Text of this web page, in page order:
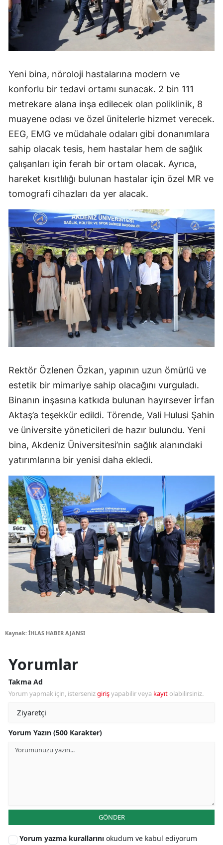
Yeni bina, nöroloji hastalarına modern ve
konforlu bir tedavi ortamı sunacak. 2 bin 111
metrekare alana inşa edilecek olan poliklinik, 8
muayene odası ve özel ünitelerle hizmet verecek.
EEG, EMG ve müdahale odaları gibi donanımlara
sahip olacak tesis, hem hastalar hem de sağlık
çalışanları için ferah bir ortam olacak. Ayrıca,
hareket kısıtlılığı bulunan hastalar için özel MR ve
tomografi cihazları da yer alacak.
Rektör Özlenen Özkan, yapının uzun ömürlü ve
estetik bir mimariye sahip olacağını vurguladı.
Binanın inşasına katkıda bulunan hayırsever İrfan
Aktaş’a teşekkür edildi. Törende, Vali Hulusi Şahin
ve üniversite yöneticileri de hazır bulundu. Yeni
bina, Akdeniz Üniversitesi’nin sağlık alanındaki
yatırımlarına bir yenisi daha ekledi.
Kaynak: İHLAS HABER AJANSI
Yorumlar
Takma Ad
Yorum yapmak için, istersenizgirişyapabilir veya kayıt olabilirsiniz.
Yorum Yazın (500 Karakter)
GÖNDER
Yorum yazma kurallarını okudum ve kabul ediyorum